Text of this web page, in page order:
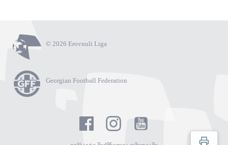
© 2026 Erovnuli Liga
Georgian Football Federation